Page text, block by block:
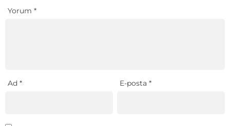
Yorum *
Ad * E-posta*